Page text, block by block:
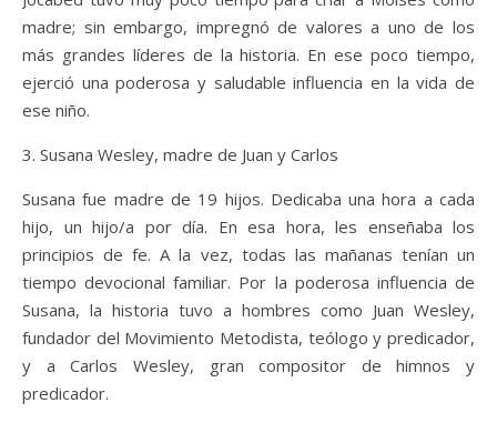
madre; sin embargo, impregnó de valores a uno de los
más grandes líderes de la historia. En ese poco tiempo,
ejerció una poderosa y saludable influencia en la vida de
ese niño.
3. Susana Wesley, madre de Juan y Carlos
Susana fue madre de 19 hijos. Dedicaba una hora a cada
hijo, un hijo/a por día. En esa hora, les enseñaba los
principios de fe. A la vez, todas las mañanas tenían un
tiempo devocional familiar. Por la poderosa influencia de
Susana, la historia tuvo a hombres como Juan Wesley,
fundador del Movimiento Metodista, teólogo y predicador,
y a Carlos Wesley, gran compositor de himnos y
predicador.